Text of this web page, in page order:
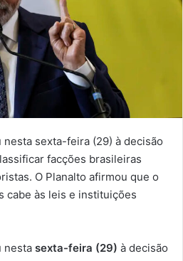
sexta-feira (29) à decisão
facções brasileiras
O Planalto afirmou que o
cabe às leis e instituições
nesta sexta-feira (29) à decisão